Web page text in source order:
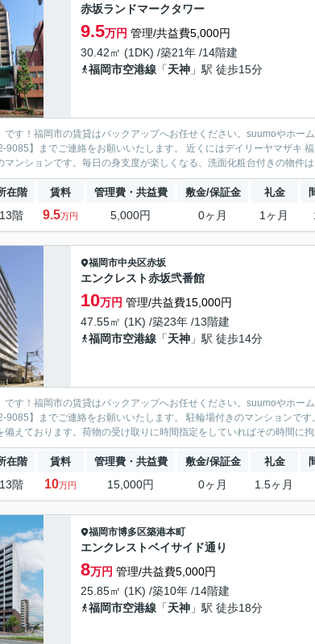
赤坂ランドマークタワー
9.5万円 管理/共益費5,000円
30.42㎡ (1DK) /築21年 /14階建
福岡市空港線 「天神 」駅 徒歩15分
です！福岡市の賃貸はバックアップへお任せください。suumoやホー
9085】までご連絡をお願いいたします。 近くにはデイリーヤマザキ
マンションです。毎日の身支度が楽しくなる、洗面化粧台付きの物件
在階 賃料 管理費・共益費 敷金/保証金 礼金
13階 9.5万円 5,000円 0ヶ月 1ヶ月
福岡市中央区赤坂
エンクレスト赤坂弐番館
10万円 管理/共益費15,000円
47.55㎡ (1K) /築23年 /13階建
福岡市空港線 「天神 」駅 徒歩14分
です！福岡市の賃貸はバックアップへお任せください。suumoやホー
9085】までご連絡をお願いいたします。 駐輪場付きのマンションで
備えております。荷物の受け取りに時間指定をしていればその時間に
在階 賃料 管理費・共益費 敷金/保証金 礼金
13階 10万円 15,000円 0ヶ月 1.5ヶ月
福岡市博多区築港本町
エンクレストベイサイド通り
8万円 管理/共益費5,000円
25.85㎡ (1K) /築10年 /14階建
福岡市空港線 「天神 」駅 徒歩18分